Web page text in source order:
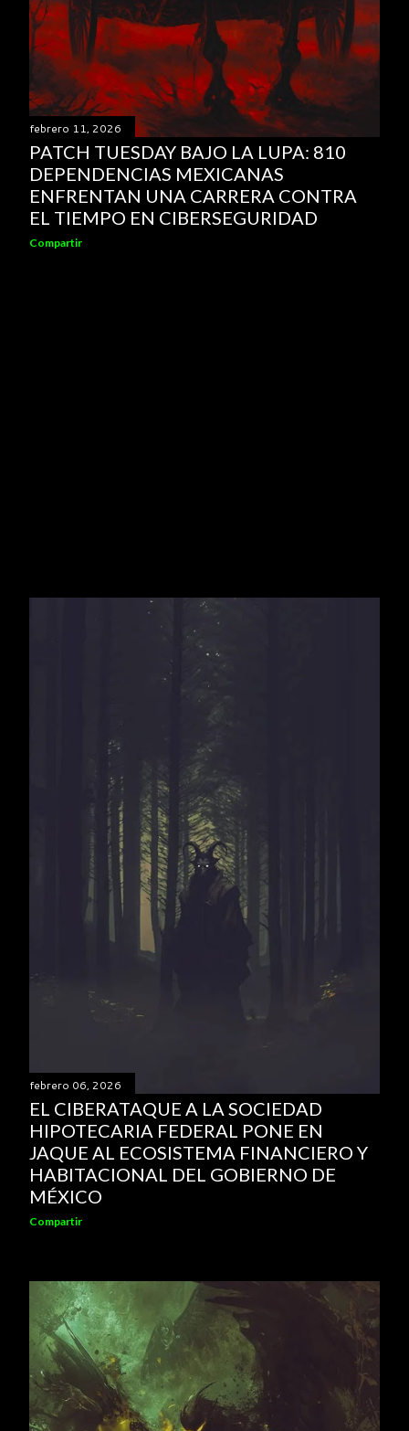
febrero 11, 2026
PATCH TUESDAY BAJO LA LUPA: 810
DEPENDENCIAS MEXICANAS
ENFRENTAN UNA CARRERA CONTRA
EL TIEMPO EN CIBERSEGURIDAD
Compartir
febrero 06, 2026
EL CIBERATAQUE A LA SOCIEDAD
HIPOTECARIA FEDERAL PONE EN
JAQUE AL ECOSISTEMA FINANCIERO Y
HABITACIONAL DEL GOBIERNO DE
MÉXICO
Compartir